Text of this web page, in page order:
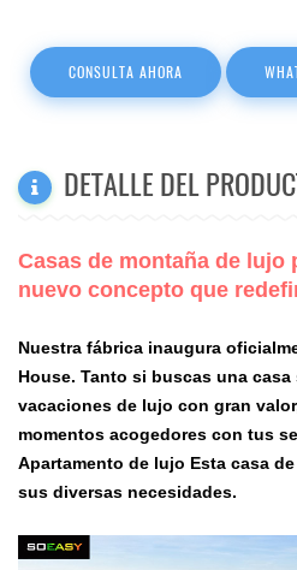
CONSULTA AHORA
DETALLE DEL
Casas de montaña de lujo
nuevo concepto que
Nuestra fábrica inaugura
House. Tanto si buscas una
vacaciones de lujo con gran
momentos acogedores con tus
Apartamento de lujo Esta casa
sus diversas necesidades.